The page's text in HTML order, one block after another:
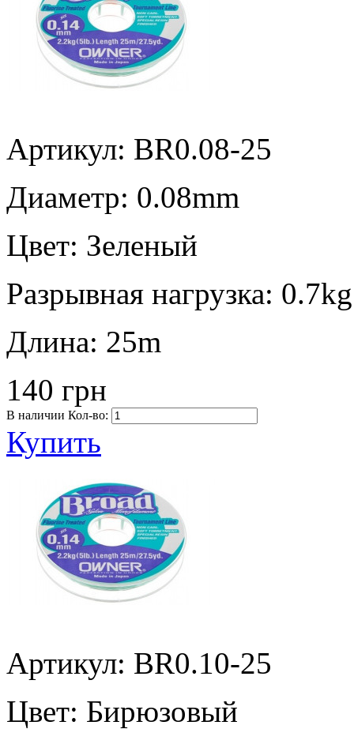
Артикул: BR0.08-25
Диаметр: 0.08mm
Цвет: Зеленый
Разрывная нагрузка: 0.7kg
Длина: 25m
140 грн
В наличии Кол-во:
Купить
Артикул: BR0.10-25
Цвет: Бирюзовый